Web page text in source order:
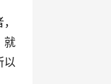
就
以